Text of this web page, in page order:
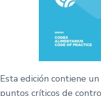
Esta edición contiene
puntos críticos de